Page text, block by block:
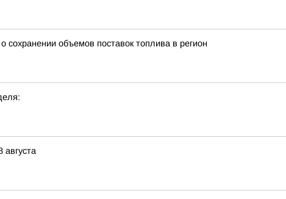
сохранении объемов поставок топлива в регион